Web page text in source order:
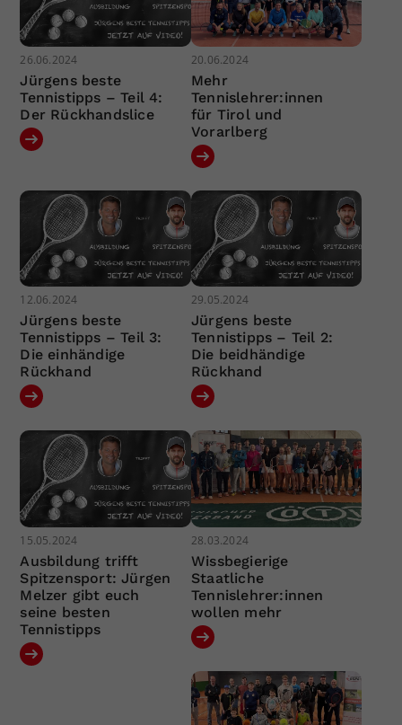
26.06.2024
Jürgens beste
Tennistipps – Teil 4:
Der Rückhandslice
20.06.2024
Mehr
Tennislehrer:innen
für Tirol und
Vorarlberg
12.06.2024
Jürgens beste
Tennistipps – Teil 3:
Die einhändige
Rückhand
29.05.2024
Jürgens beste
Tennistipps – Teil 2:
Die beidhändige
Rückhand
15.05.2024
Ausbildung trifft
Spitzensport: Jürgen
Melzer gibt euch
seine besten
Tennistipps
28.03.2024
Wissbegierige
Staatliche
Tennislehrer:innen
wollen mehr